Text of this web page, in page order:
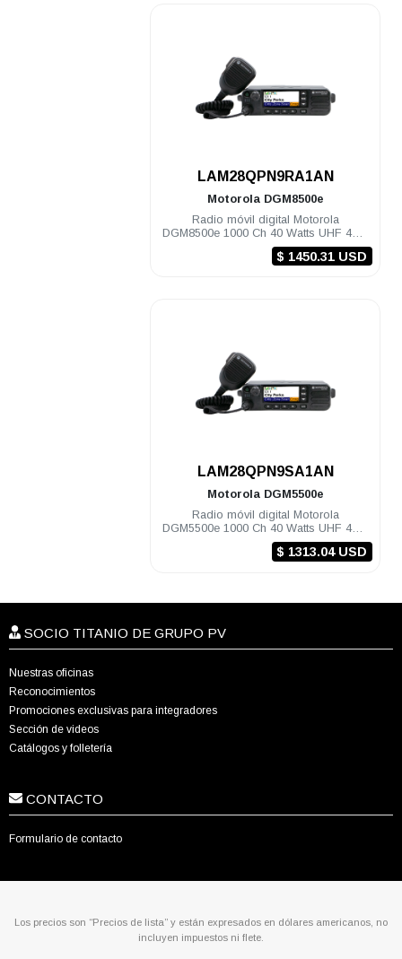
LAM28QPN9RA1AN
Motorola DGM8500e
Radio móvil digital Motorola
DGM8500e 1000 Ch 40 Watts UHF 403-
470 Mhz c/gps
$ 1450.31 USD
LAM28QPN9SA1AN
Motorola DGM5500e
Radio móvil digital Motorola
DGM5500e 1000 Ch 40 Watts UHF 403-
470 Mhz
$ 1313.04 USD
SOCIO TITANIO DE GRUPO PV
Nuestras oficinas
Reconocimientos
Promociones exclusivas para integradores
Sección de videos
Catálogos y folletería
CONTACTO
Formulario de contacto
Los precios son “Precios de lista” y están expresados en dólares americanos, no
incluyen impuestos ni flete.